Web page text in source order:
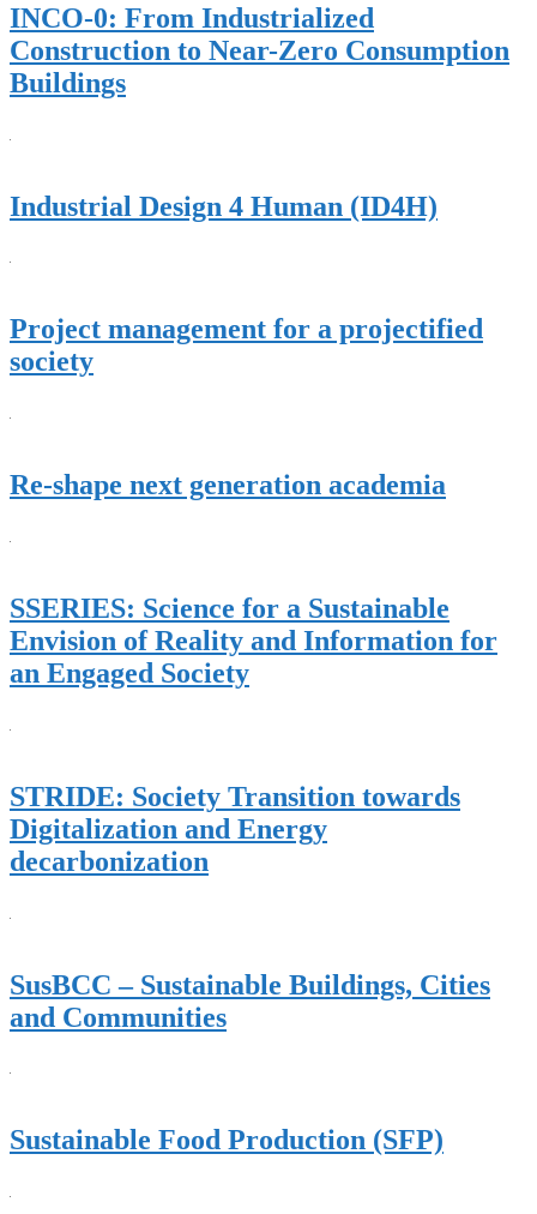
INCO-0: From Industrialized
Construction to Near-Zero Consumption
Buildings
Industrial Design 4 Human (ID4H)
Project management for a projectified
society
Re-shape next generation academia
SSERIES: Science for a Sustainable
Envision of Reality and Information for
an Engaged Society
STRIDE: Society Transition towards
Digitalization and Energy
decarbonization
SusBCC – Sustainable Buildings, Cities
and Communities
Sustainable Food Production (SFP)